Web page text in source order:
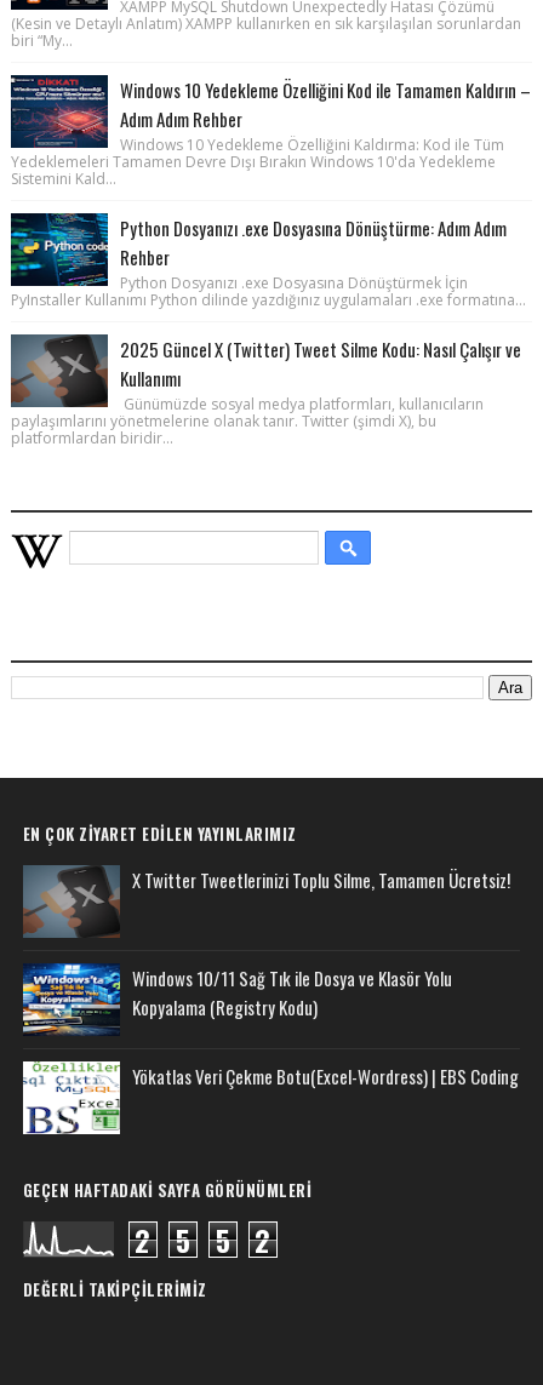
XAMPP MySQL Shutdown Unexpectedly Hatası Çözümü
(Kesin ve Detaylı Anlatım) XAMPP kullanırken en sık karşılaşılan sorunlardan
biri “My...
Windows 10 Yedekleme Özelliğini Kod ile Tamamen Kaldırın –
Adım Adım Rehber
Windows 10 Yedekleme Özelliğini Kaldırma: Kod ile Tüm
Yedeklemeleri Tamamen Devre Dışı Bırakın Windows 10'da Yedekleme
Sistemini Kald...
Python Dosyanızı .exe Dosyasına Dönüştürme: Adım Adım
Rehber
Python Dosyanızı .exe Dosyasına Dönüştürmek İçin
PyInstaller Kullanımı Python dilinde yazdığınız uygulamaları .exe formatına...
2025 Güncel X (Twitter) Tweet Silme Kodu: Nasıl Çalışır ve
Kullanımı
Günümüzde sosyal medya platformları, kullanıcıların
paylaşımlarını yönetmelerine olanak tanır. Twitter (şimdi X), bu
platformlardan biridir...
EN ÇOK ZIYARET EDILEN YAYINLARIMIZ
X Twitter Tweetlerinizi Toplu Silme, Tamamen Ücretsiz!
Windows 10/11 Sağ Tık ile Dosya ve Klasör Yolu
Kopyalama (Registry Kodu)
Yökatlas Veri Çekme Botu(Excel-Wordress) | EBS Coding
GEÇEN HAFTADAKI SAYFA GÖRÜNÜMLERI
2 5 5 2
DEĞERLI TAKIPÇILERIMIZ